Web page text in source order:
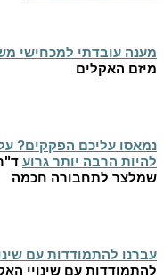
מענה עובדתי למכחישי
מיזם האקלים
נמאסו עליכם הפקקים?
להיות הרבה יותר גרוע
שמלצר לתחבורה חכמה
עברנו להתמודדות עם
להתמודדות עם שינויי